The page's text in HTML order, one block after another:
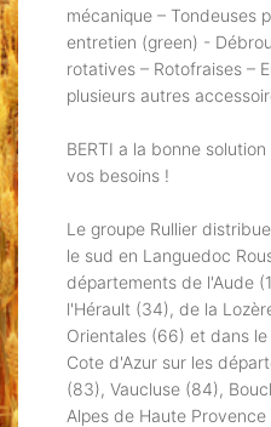
mécanique – Tondeuses
entretien (green) -
rotatives – Rotofraises –
plusieurs autres
BERTI a la bonne
vos besoins !
Le groupe Rullier
le sud en Languedoc
départements de l'Aude
l'Hérault (34), de la
Orientales (66) et dans
Cote d'Azur sur les
(83), Vaucluse (84),
Alpes de Haute